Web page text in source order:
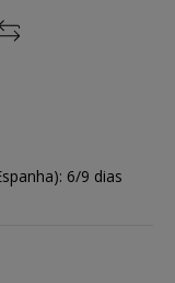
6/9 dias